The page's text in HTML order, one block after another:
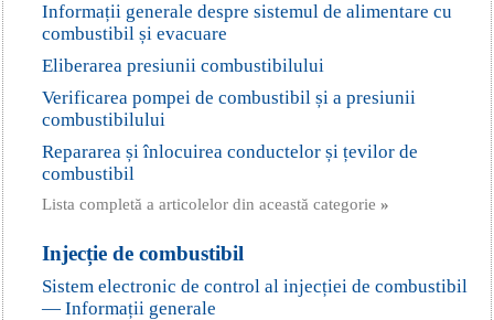
Informații generale despre sistemul de alimentare cu
combustibil și evacuare
Eliberarea presiunii combustibilului
Verificarea pompei de combustibil și a presiunii
combustibilului
Repararea și înlocuirea conductelor și țevilor de
combustibil
Lista completă a articolelor din această categorie »
Injecție de combustibil
Sistem electronic de control al injecției de combustibil
— Informații generale